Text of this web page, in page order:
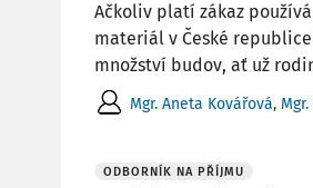
Ačkoliv platí zákaz
materiál v České
množství budov, ať už
Mgr. Aneta Kovářová,
ODBORNÍK NA PŘÍJMU